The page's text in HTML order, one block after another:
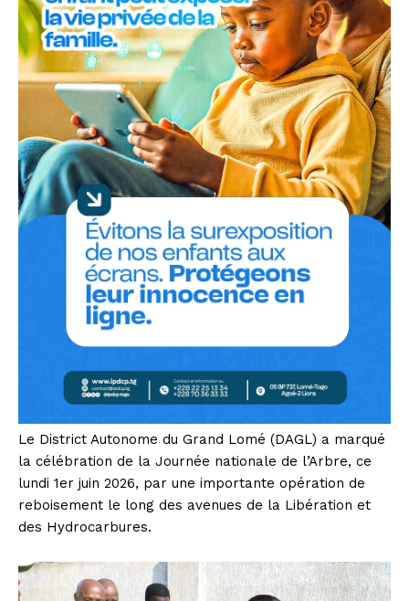
Le District Autonome du Grand Lomé (DAGL) a marqué
la célébration de la Journée nationale de l’Arbre, ce
lundi 1er juin 2026, par une importante opération de
reboisement le long des avenues de la Libération et
des Hydrocarbures.